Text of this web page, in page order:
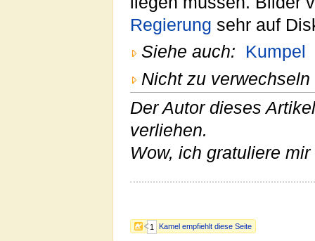
1 Kamel empfiehlt diese Seite
Regierung sehr auf
Siehe auch:
Kumpel
Nicht zu verwechseln
Der Autor dieses
verliehen.
Wow, ich gratuliere